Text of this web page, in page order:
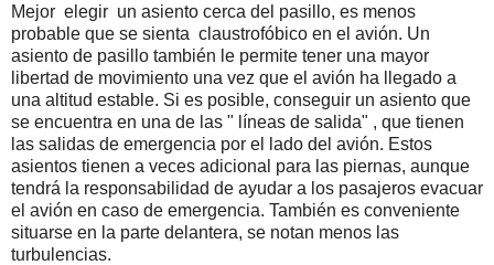
Mejor elegir un asiento cerca del pasillo, es menos
probable que se sienta claustrofóbico en el avión. Un
asiento de pasillo también le permite tener una mayor
libertad de movimiento una vez que el avión ha llegado a
una altitud estable. Si es posible, conseguir un asiento que
se encuentra en una de las " líneas de salida" , que tienen
las salidas de emergencia por el lado del avión. Estos
asientos tienen a veces adicional para las piernas, aunque
tendrá la responsabilidad de ayudar a los pasajeros evacuar
el avión en caso de emergencia. También es conveniente
situarse en la parte delantera, se notan menos las
turbulencias.